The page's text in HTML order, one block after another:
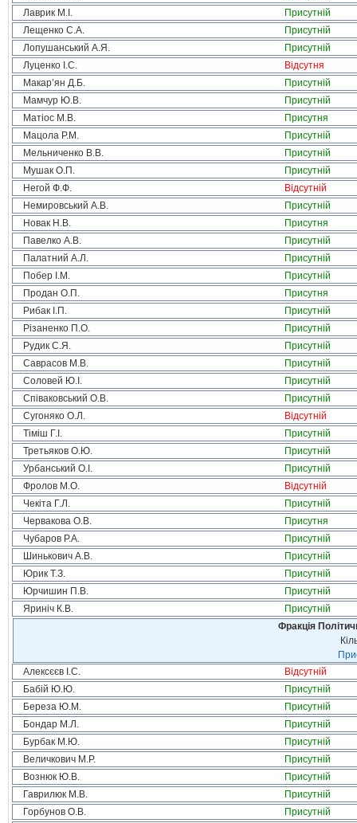
Лаврик М.І.
Присутній
Лещенко С.А.
Присутній
Лопушанський А.Я.
Присутній
Луценко І.С.
Відсутня
Макар’ян Д.Б.
Присутній
Мамчур Ю.В.
Присутній
Матіос М.В.
Присутня
Мацола Р.М.
Присутній
Мельниченко В.В.
Присутній
Мушак О.П.
Присутній
Негой Ф.Ф.
Відсутній
Немировський А.В.
Присутній
Новак Н.В.
Присутня
Павелко А.В.
Присутній
Палатний А.Л.
Присутній
Побер І.М.
Присутній
Продан О.П.
Присутня
Рибак І.П.
Присутній
Різаненко П.О.
Присутній
Рудик С.Я.
Присутній
Саврасов М.В.
Присутній
Соловей Ю.І.
Присутній
Співаковський О.В.
Присутній
Сугоняко О.Л.
Відсутній
Тіміш Г.І.
Присутній
Третьяков О.Ю.
Присутній
Урбанський О.І.
Присутній
Фролов М.О.
Відсутній
Чекіта Г.Л.
Присутній
Червакова О.В.
Присутня
Чубаров Р.А.
Присутній
Шинькович А.В.
Присутній
Юрик Т.З.
Присутній
Юрчишин П.В.
Присутній
Яриніч К.В.
Присутній
Фракція
Алексєєв І.С.
Відсутній
Бабій Ю.Ю.
Присутній
Береза Ю.М.
Присутній
Бондар М.Л.
Присутній
Бурбак М.Ю.
Присутній
Величкович М.Р.
Присутній
Вознюк Ю.В.
Присутній
Гаврилюк М.В.
Присутній
Горбунов О.В.
Присутній